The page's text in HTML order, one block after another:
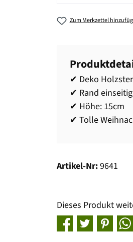
Zum Merkzettel
✔ Deko
✔ Rand
✔ Höhe: 15cm
✔ Tolle
Artikel-Nr:9641
Dieses Produkt